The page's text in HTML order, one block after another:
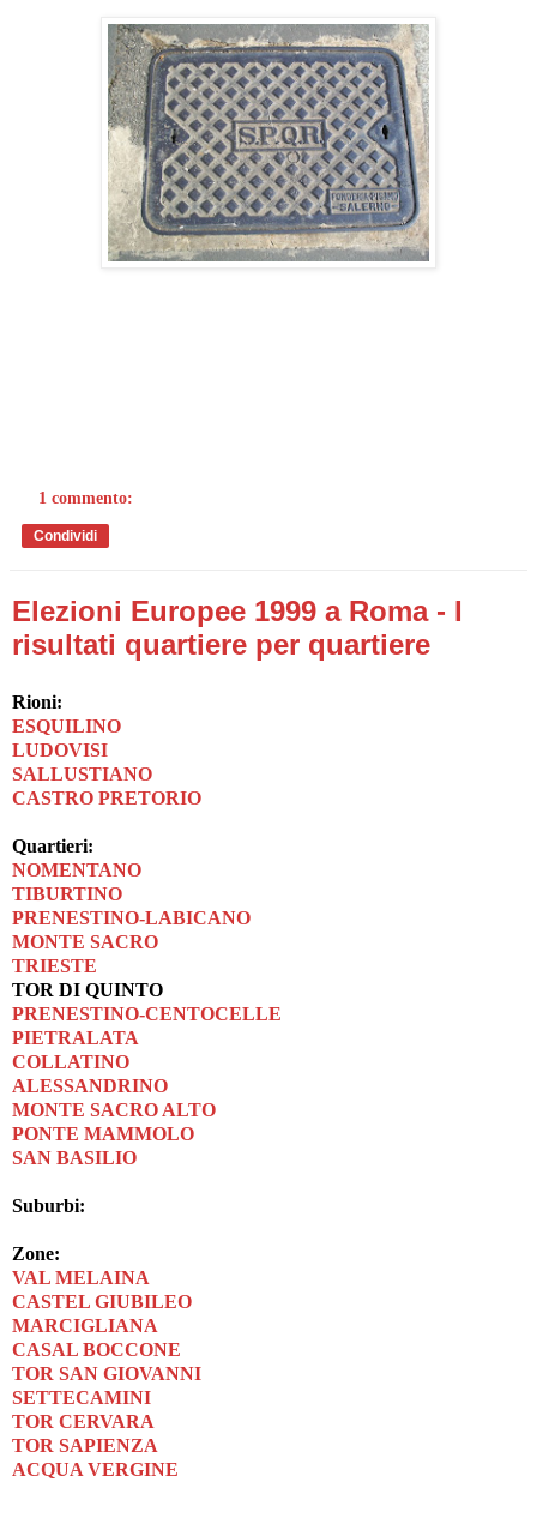
1 commento:
Condividi
Elezioni Europee 1999 a Roma - I
risultati quartiere per quartiere
Rioni:
ESQUILINO
LUDOVISI
SALLUSTIANO
CASTRO PRETORIO
Quartieri:
NOMENTANO
TIBURTINO
PRENESTINO-LABICANO
MONTE SACRO
TRIESTE
TOR DI QUINTO
PRENESTINO-CENTOCELLE
PIETRALATA
COLLATINO
ALESSANDRINO
MONTE SACRO ALTO
PONTE MAMMOLO
SAN BASILIO
Suburbi:
Zone:
VAL MELAINA
CASTEL GIUBILEO
MARCIGLIANA
CASAL BOCCONE
TOR SAN GIOVANNI
SETTECAMINI
TOR CERVARA
TOR SAPIENZA
ACQUA VERGINE